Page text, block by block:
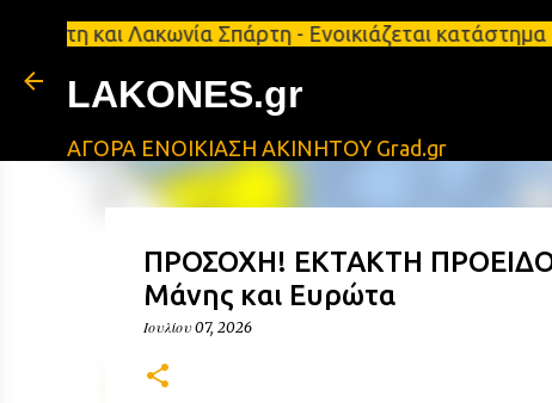
Λακωνία Σπάρτη - Ενοικιάζεται κατάστημα
LAKONES.gr
ΑΓΟΡΑ ΕΝΟΙΚΙΑΣΗ ΑΚΙΝΗΤΟΥ Grad.gr
ΠΡΟΣΟΧΗ! ΕΚΤΑΚΤΗ
Μάνης και Ευρώτα
Ιουλίου 07, 2026